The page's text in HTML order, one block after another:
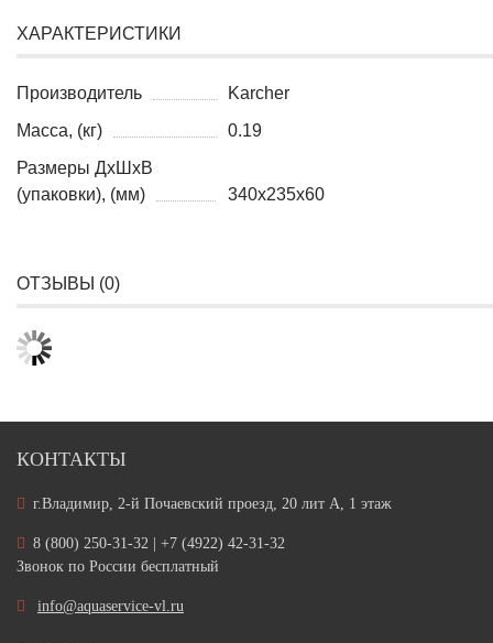
ХАРАКТЕРИСТИКИ
Производитель
Karcher
Масса, (кг)
0.19
Размеры ДхШхВ
(упаковки), (мм)
340x235x60
ОТЗЫВЫ (0)
КОНТАКТЫ
г.Владимир, 2-й Почаевский проезд, 20 лит А, 1 этаж
8 (800) 250-31-32 | +7 (4922) 42-31-32
Звонок по России бесплатный
info@aquaservice-vl.ru